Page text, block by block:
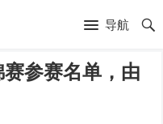
导航
参赛名单，由